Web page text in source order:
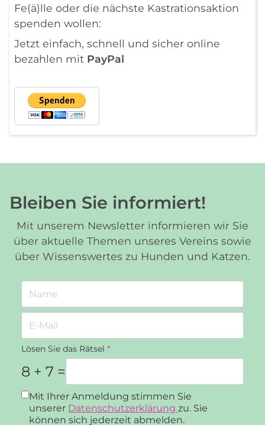
Fe(ä)lle oder die nächste Kastrationsaktion
spenden wollen:
Jetzt einfach, schnell und sicher online
bezahlen mit PayPal
Bleiben Sie informiert!
Mit unserem Newsletter informieren wir Sie
über aktuelle Themen unseres Vereins sowie
über Wissenswertes zu Hunden und Katzen.
Lösen Sie das Rätsel *
8 + 7 =
Datenschutz*
Mit Ihrer Anmeldung stimmen Sie
unserer Datenschutzerklärung zu. Sie
können sich jederzeit abmelden.